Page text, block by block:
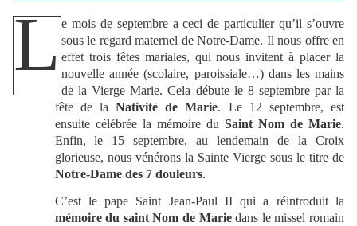
Le mois de septembre a ceci de particulier qu’il s’ouvre
sous le regard maternel de Notre-Dame. Il nous offre en
effet trois fêtes mariales, qui nous invitent à placer la
nouvelle année (scolaire, paroissiale…) dans les mains
de la Vierge Marie. Cela débute le 8 septembre par la
fête de laNativité de Marie. Le 12 septembre, est
ensuite célébrée la mémoire du Saint Nom de Marie.
Enfin, le 15 septembre, au lendemain de la Croix
glorieuse, nous vénérons la Sainte Vierge sous le titre de
Notre-Dame des 7 douleurs.
C’est le pape Saint Jean-Paul II qui a réintroduit la
mémoire du saint Nom de Mariedans le missel romain